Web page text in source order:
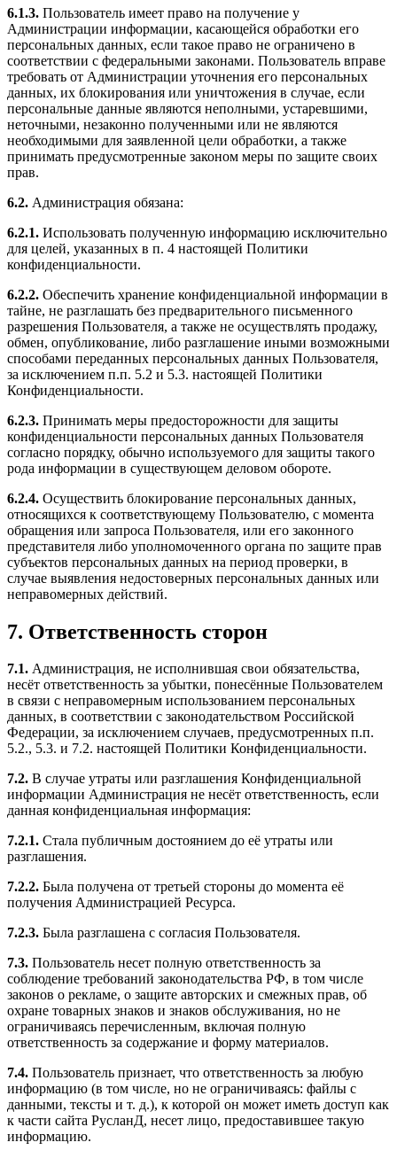
6.1.3. Пользователь имеет право на получение у
Администрации информации, касающейся обработки его
персональных данных, если такое право не ограничено в
соответствии с федеральными законами. Пользователь вправе
требовать от Администрации уточнения его персональных
данных, их блокирования или уничтожения в случае, если
персональные данные являются неполными, устаревшими,
неточными, незаконно полученными или не являются
необходимыми для заявленной цели обработки, а также
принимать предусмотренные законом меры по защите своих
прав.
6.2. Администрация обязана:
6.2.1. Использовать полученную информацию исключительно
для целей, указанных в п. 4 настоящей Политики
конфиденциальности.
6.2.2. Обеспечить хранение конфиденциальной информации в
тайне, не разглашать без предварительного письменного
разрешения Пользователя, а также не осуществлять продажу,
обмен, опубликование, либо разглашение иными возможными
способами переданных персональных данных Пользователя,
за исключением п.п. 5.2 и 5.3. настоящей Политики
Конфиденциальности.
6.2.3. Принимать меры предосторожности для защиты
конфиденциальности персональных данных Пользователя
согласно порядку, обычно используемого для защиты такого
рода информации в существующем деловом обороте.
6.2.4. Осуществить блокирование персональных данных,
относящихся к соответствующему Пользователю, с момента
обращения или запроса Пользователя, или его законного
представителя либо уполномоченного органа по защите прав
субъектов персональных данных на период проверки, в
случае выявления недостоверных персональных данных или
неправомерных действий.
7. Ответственность сторон
7.1. Администрация, не исполнившая свои обязательства,
несёт ответственность за убытки, понесённые Пользователем
в связи с неправомерным использованием персональных
данных, в соответствии с законодательством Российской
Федерации, за исключением случаев, предусмотренных п.п.
5.2., 5.3. и 7.2. настоящей Политики Конфиденциальности.
7.2. В случае утраты или разглашения Конфиденциальной
информации Администрация не несёт ответственность, если
данная конфиденциальная информация:
7.2.1. Стала публичным достоянием до её утраты или
разглашения.
7.2.2. Была получена от третьей стороны до момента её
получения Администрацией Ресурса.
7.2.3. Была разглашена с согласия Пользователя.
7.3. Пользователь несет полную ответственность за
соблюдение требований законодательства РФ, в том числе
законов о рекламе, о защите авторских и смежных прав, об
охране товарных знаков и знаков обслуживания, но не
ограничиваясь перечисленным, включая полную
ответственность за содержание и форму материалов.
7.4. Пользователь признает, что ответственность за любую
информацию (в том числе, но не ограничиваясь: файлы с
данными, тексты и т. д.), к которой он может иметь доступ как
к части сайта РусланД, несет лицо, предоставившее такую
информацию.